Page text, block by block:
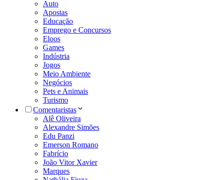
Auto
Apostas
Educação
Emprego e Concursos
Eloos
Games
Indústria
Jogos
Meio Ambiente
Negócios
Pets e Animais
Turismo
Comentaristas
Alê Oliveira
Alexandre Simões
Edu Panzi
Emerson Romano
Fabrício
João Vitor Xavier
Marques